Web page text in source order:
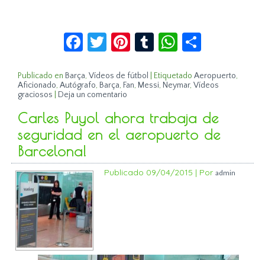
Facebook
Twitter
Pinterest
TumblrWhatsApp
Publicado en Barça,Vídeos de fútbol Etiquetado Aeropuerto,
Aficionado,Autógrafo, Barça, Fan, Messi, Neymar,Vídeos
graciosos
Deja un comentario
Carles Puyol ahora trabaja de
seguridad en el aeropuerto de
Barcelona!
Publicado 09/04/2015 | Por admin